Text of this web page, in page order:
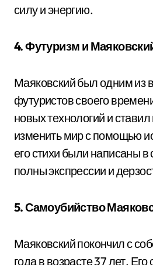
силу и энергию.
4. Футуризм и
Маяковский был одним из
футуристов своего
новых технологий и
изменить мир с помощью
его стихи были написаны
полны экспрессии и
5. Самоубийство
Маяковский покончил с
года в возрасте 37 лет.